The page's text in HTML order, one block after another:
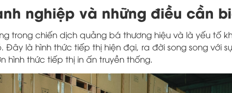
nghiệp và những điều cần
trong chiến dịch quảng bá thương hiệu và là yếu tố
là hình thức tiếp thị hiện đại, ra đời song song với
hình thức tiếp thị in ấn truyền thống.